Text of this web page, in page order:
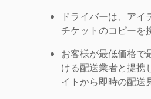
ドライバーは、ア
チケットのコピーを
お客様が最低価格で
ける配送業者と提携
イトから即時の配送